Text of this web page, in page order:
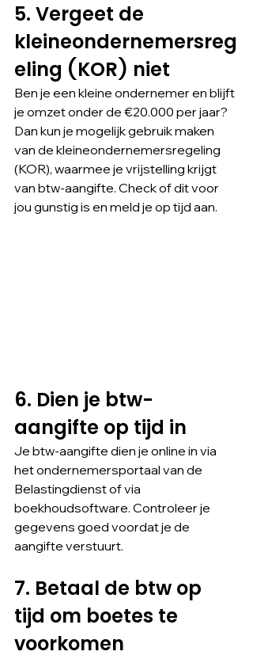
5. Vergeet de
kleineondernemersreg
eling (KOR) niet
Ben je een kleine ondernemer en blijft
je omzet onder de €20.000 per jaar?
Dan kun je mogelijk gebruik maken
van de kleineondernemersregeling
(KOR), waarmee je vrijstelling krijgt
van btw-aangifte. Check of dit voor
jou gunstig is en meld je op tijd aan.
6. Dien je btw-
aangifte op tijd in
Je btw-aangifte dien je online in via
het ondernemersportaal van de
Belastingdienst of via
boekhoudsoftware. Controleer je
gegevens goed voordat je de
aangifte verstuurt.
7. Betaal de btw op
tijd om boetes te
voorkomen